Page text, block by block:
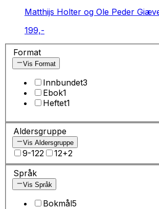
Matthijs Holter og Ole Peder
199,-
Format
Vis Format
Innbundet3
Ebok1
Heftet1
Aldersgruppe
Vis Aldersgruppe
9-122 12+2
Språk
Vis Språk
Bokmål5